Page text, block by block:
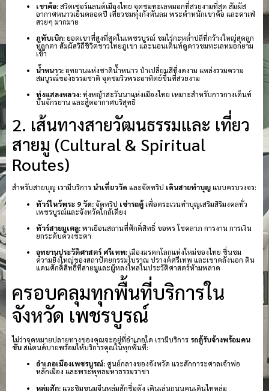
เขาค้อ:สวิตเซอร์แลนด์เมืองไทย จุดชมทะเลหมอกที่สวยงามที่สุด สัมผัส
อากาศหนาวเย็นตลอดปี เที่ยวชมทุ่งกังหันลม พระตำหนักเขาค้อ และคาเฟ่
สวยๆ มากมาย
ภูทับเบิก: ยอดเขาที่สูงที่สุดในเพชรบูรณ์ ชมไร่กะหล่ำปลีที่กว้างใหญ่สุดลูก
หูลูกตา สัมผัสวิถีชีวิตชาวไทยภูเขา และนอนเต็นท์ดูดาวชมทะเลหมอกยาม
เช้า
น้ำหนาว:อุทยานแห่งชาติน้ำหนาว ป่าเปลี่ยนสีที่งดงาม แหล่งรวมความ
สมบูรณ์ของธรรมชาติ จุดชมวิวพระอาทิตย์ขึ้นที่สวยงาม
ทุ่งแสลงหลวง:ทุ่งหญ้าสะวันนาแห่งเมืองไทย เหมาะสำหรับการกางเต็นท์
ปั่นจักรยาน และสูดอากาศบริสุทธิ์
2. เส้นทางสายวัฒนธรรมและ เที่ยว
สายมู (Cultural & Spiritual
Routes)
สำหรับสายบุญ เรามีบริการนำเที่ยววัด และจัดทริป เดินสายทำบุญแบบครบวงจร:
ทัวร์ไหว้พระ 9 วัด:จัดทริป เช่ารถตู้เพื่อตระเวนทำบุญเสริมสิริมงคลทั่ว
เพชรบูรณ์และจังหวัดใกล้เคียง
ทัวร์สายมูเตลู:พาเยือนสถานที่ศักดิ์สิทธิ์ ขอพร โชคลาภ การงาน การเงิน
ยกระดับดวงชะตา
อุทยานประวัติศาสตร์ ศรีเทพ:เมืองมรดกโลกแห่งใหม่ของไทย ชื่นชม
ความยิ่งใหญ่ของสถาปัตยกรรมโบราณ ปรางค์ศรีเทพ และเขาคลังนอก ดิน
แดนศักดิ์สิทธิ์ที่สายมูและผู้หลงใหลในประวัติศาสตร์ห้ามพลาด
ครอบคลุมทุกพื้นที่บริการใน
จังหวัด เพชรบูรณ์
ไม่ว่าจุดหมายปลายทางของคุณจะอยู่ที่อำเภอใด เรามีบริการ รถตู้รับจ้างพร้อมคน
ขับสแตนด์บายพร้อมให้บริการคุณในทุกพื้นที่:
อำเภอเมืองเพชรบูรณ์: ศูนย์กลางของจังหวัด แวะสักการะศาลเจ้าพ่อ
หลักเมือง และพระพุทธมหาธรรมราชา
หล่มสัก:แวะชิมขนมจีนหล่มสักชื่อดัง เดินเล่นถนนคนเดินไทหล่ม